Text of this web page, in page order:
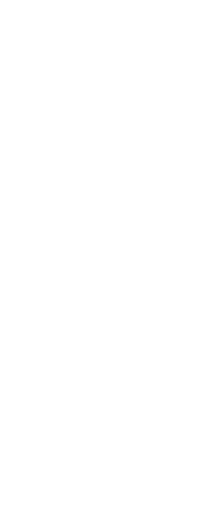
lista com o nome de
de imóveis que estão